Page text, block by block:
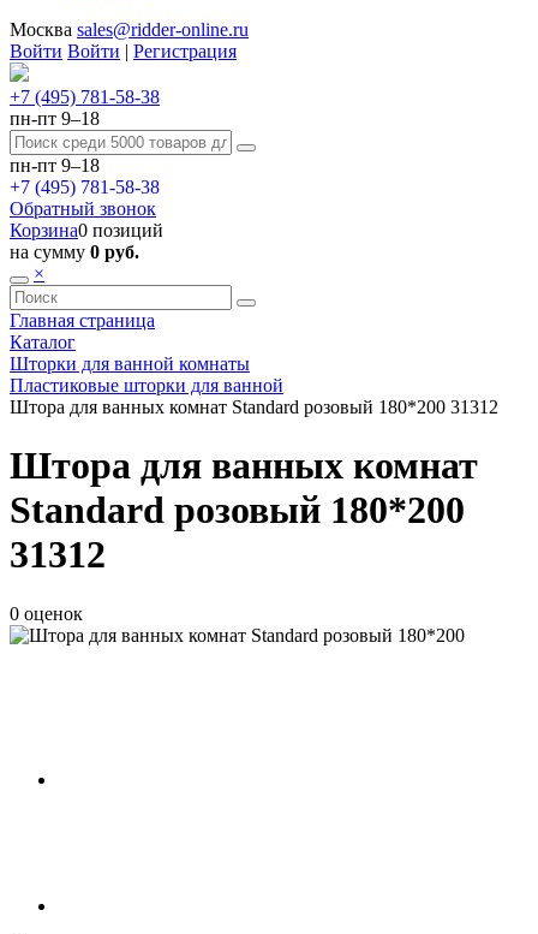
Москва sales@ridder-online.ru
Войти Войти | Регистрация
+7 (495) 781-58-38
пн-пт 9–18
пн-пт 9–18
+7 (495) 781-58-38
Обратный звонок
Корзина0 позиций
на сумму 0 руб.
×
Главная страница
Каталог
Шторки для ванной комнаты
Пластиковые шторки для ванной
Штора для ванных комнат Standard розовый 180*200 31312
Штора для ванных комнат
Standard розовый 180*200
31312
0 оценок